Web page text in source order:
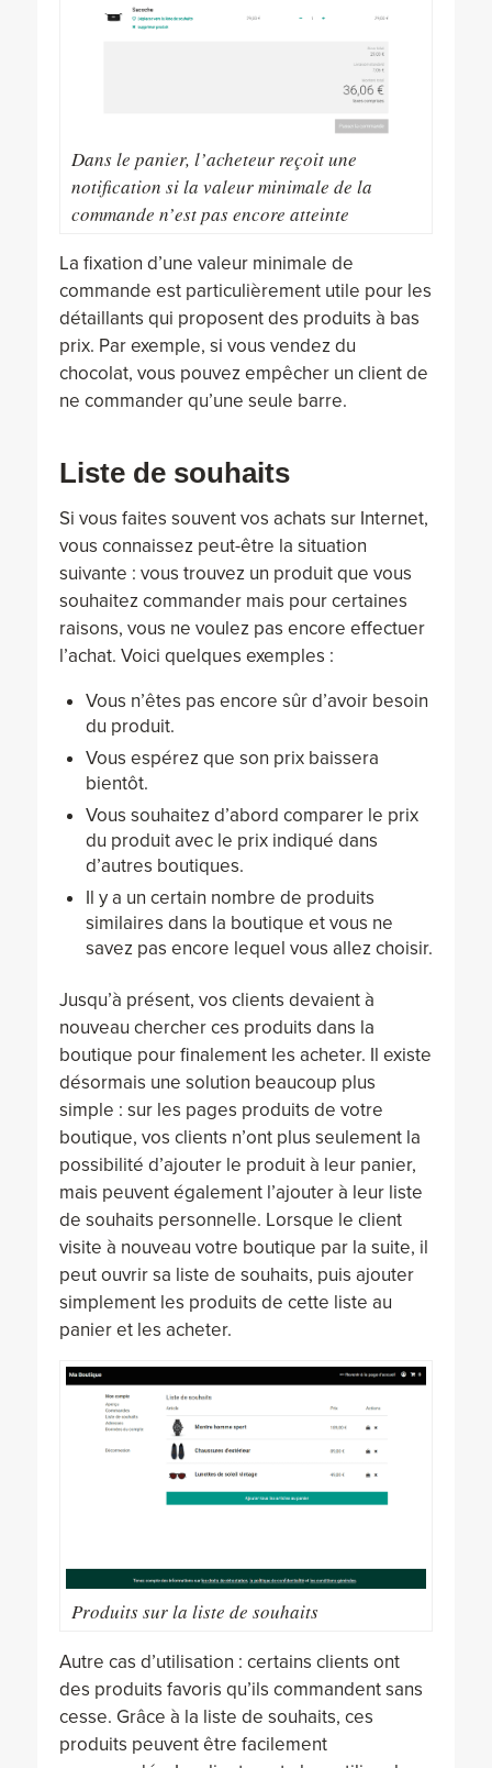
Dans le panier, l’acheteur reçoit une
notification si la valeur minimale de la
commande n’est pas encore atteinte
La fixation d’une valeur minimale de
commande est particulièrement utile pour les
détaillants qui proposent des produits à bas
prix. Par exemple, si vous vendez du
chocolat, vous pouvez empêcher un client de
ne commander qu’une seule barre.
Liste de souhaits
Si vous faites souvent vos achats sur Internet,
vous connaissez peut-être la situation
suivante : vous trouvez un produit que vous
souhaitez commander mais pour certaines
raisons, vous ne voulez pas encore effectuer
l’achat. Voici quelques exemples :
Vous n’êtes pas encore sûr d’avoir besoin
du produit.
Vous espérez que son prix baissera
bientôt.
Vous souhaitez d’abord comparer le prix
du produit avec le prix indiqué dans
d’autres boutiques.
Il y a un certain nombre de produits
similaires dans la boutique et vous ne
savez pas encore lequel vous allez choisir.
Jusqu’à présent, vos clients devaient à
nouveau chercher ces produits dans la
boutique pour finalement les acheter. Il existe
désormais une solution beaucoup plus
simple : sur les pages produits de votre
boutique, vos clients n’ont plus seulement la
possibilité d’ajouter le produit à leur panier,
mais peuvent également l’ajouter à leur liste
de souhaits personnelle. Lorsque le client
visite à nouveau votre boutique par la suite, il
peut ouvrir sa liste de souhaits, puis ajouter
simplement les produits de cette liste au
panier et les acheter.
Produits sur la liste de souhaits
Autre cas d’utilisation : certains clients ont
des produits favoris qu’ils commandent sans
cesse. Grâce à la liste de souhaits, ces
produits peuvent être facilement